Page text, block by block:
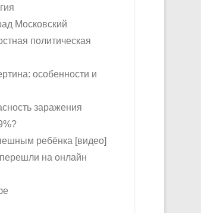
Московский
политическая
особенности и
заражения
ребёнка [видео]
на онлайн